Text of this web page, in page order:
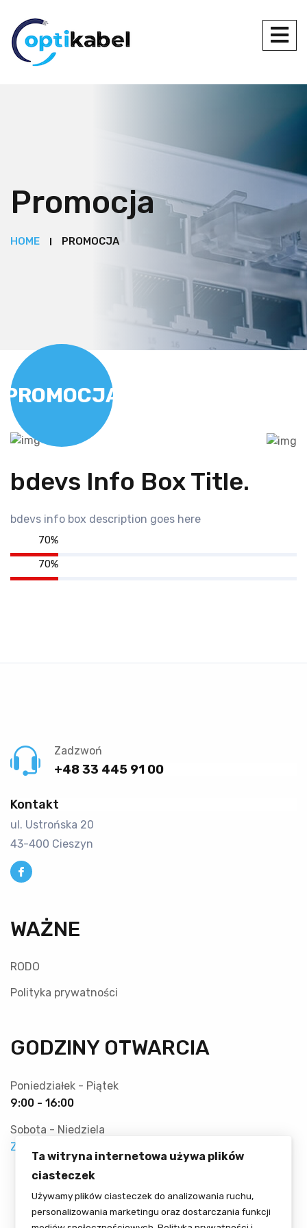
Promocja
HOME PROMOCJA
PROMOCJA
bdevs Info Box Title.
bdevs info box description goes here
70%
70%
Zadzwoń
+48 33 445 91 00
Kontakt
ul. Ustrońska 20
43-400 Cieszyn
WAŻNE
RODO
Polityka prywatności
GODZINY OTWARCIA
Poniedziałek - Piątek
9:00 - 16:00
Sobota - Niedziela
Zamknięte
Ta witryna internetowa używa plików
ciasteczek
Używamy plików ciasteczek do analizowania ruchu,
personalizowania marketingu oraz dostarczania funkcji